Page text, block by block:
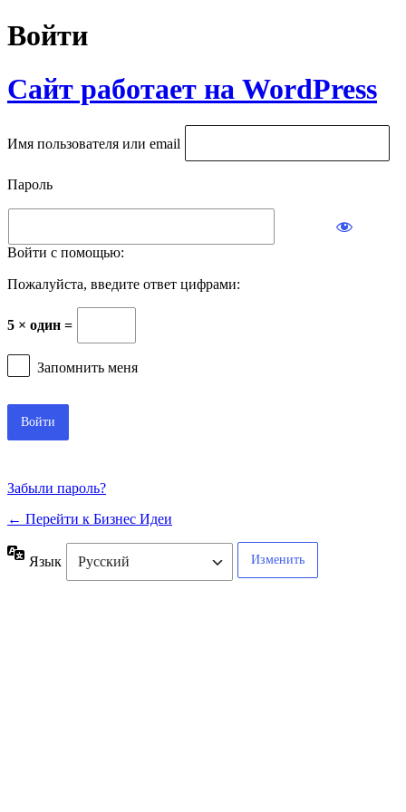
Войти
Сайт работает на WordPress
Имя пользователя или email
Пароль
Войти с помощью:
Пожалуйста, введите ответ цифрами:
5 × один =
Запомнить меня
Забыли пароль?
← Перейти к Бизнес Идеи
Язык